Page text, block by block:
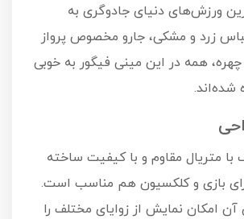
ورزش‌های دنیای جادوگری به
زرد و مشکی، جارو مخصوص پرواز
همه در این مینی فیگور به خوبی
شده‌اند.
با متریال مقاوم و با کیفیت ساخته
بازی و کلکسیون هم مناسب است.
امکان نمایش از زوایای مختلف را